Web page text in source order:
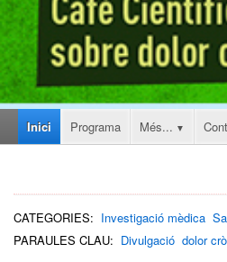
Inici Programa Més...
CATEGORIES: Investigació mèdica
PARAULES CLAU: Divulgació dolor